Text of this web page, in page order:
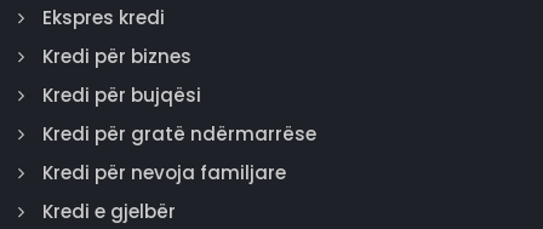
Ekspres kredi
Kredi për biznes
Kredi për bujqësi
Kredi për gratë ndërmarrëse
Kredi për nevoja familjare
Kredi e gjelbër